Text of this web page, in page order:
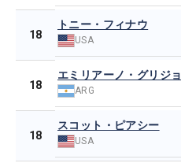
18
トニー・フィナウ
USA
18
エミリアーノ・グリジョ
ARG
18
スコット・ピアシー
USA